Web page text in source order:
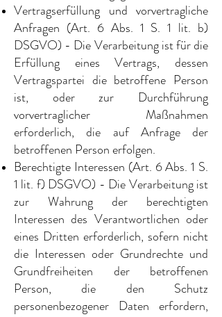
Vertragserfüllung und vorvertragliche
Anfragen (Art. 6 Abs. 1 S. 1 lit. b)
DSGVO) - Die Verarbeitung ist für die
Erfüllung eines Vertrags, dessen
Vertragspartei die betroffene Person
ist, oder zur Durchführung
vorvertraglicher Maßnahmen
erforderlich, die auf Anfrage der
betroffenen Person erfolgen.
Berechtigte Interessen (Art. 6 Abs. 1 S.
1 lit. f) DSGVO) - Die Verarbeitung ist
zur Wahrung der berechtigten
Interessen des Verantwortlichen oder
eines Dritten erforderlich, sofern nicht
die Interessen oder Grundrechte und
Grundfreiheiten der betroffenen
Person, die den Schutz
personenbezogener Daten erfordern,